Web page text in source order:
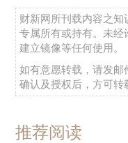
财新网所刊载内容之
专属所有或持有。未经
建立镜像等任何使用。
如有意愿转载，请发邮
确认及授权后，方可转
推荐阅读